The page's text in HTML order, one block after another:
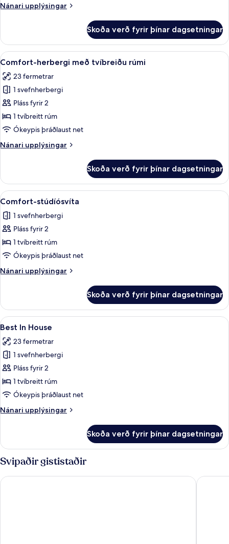
rúmi
Nánari upplýsingar
Nánari
herbergi
með
tvíbreiðu
Skoða verð fyrir þínar dagsetningar
Skoða
allar
myndir
fyrir
Comfort-
herbergi
með
rúmi
Comfort-herbergi með tvíbreiðu
6
Comfort-herbergi með tvíbreiðu rúmi
23 fermetrar
1 svefnherbergi
Pláss fyrir 2
1 tvíbreitt rúm
Ókeypis þráðlaust net
Nánari upplýsingar
Nánari
herbergi
með
tvíbreiðu
Skoða verð fyrir þínar dagsetningar
Skoða
allar
myndir
fyrir
Comfort-
stúdíósvíta
Comfort-stúdíósvíta | Rúmföt af
6
Comfort-stúdíósvíta
1 svefnherbergi
Pláss fyrir 2
1 tvíbreitt rúm
Ókeypis þráðlaust net
Nánari upplýsingar
Nánari
stúdíósvíta
Skoða verð fyrir þínar dagsetningar
Skoða
allar
myndir
fyrir
Best
In
House
Best In House | Rúmföt af bestu
8
Best In House
23 fermetrar
1 svefnherbergi
Pláss fyrir 2
1 tvíbreitt rúm
Ókeypis þráðlaust net
Nánari upplýsingar
Nánari
In
House
Skoða verð fyrir þínar dagsetningar
Svipaðir gististaðir
Ruby Zoe Hotel London by IHG Holiday